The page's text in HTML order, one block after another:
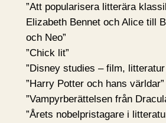
”Att popularisera litterära
Elizabeth Bennet och Alice till
och Neo”
”Chick lit”
”Disney studies – film, litteratur
”Harry Potter och hans världar”
”Vampyrberättelsen från
”Årets nobelpristagare i